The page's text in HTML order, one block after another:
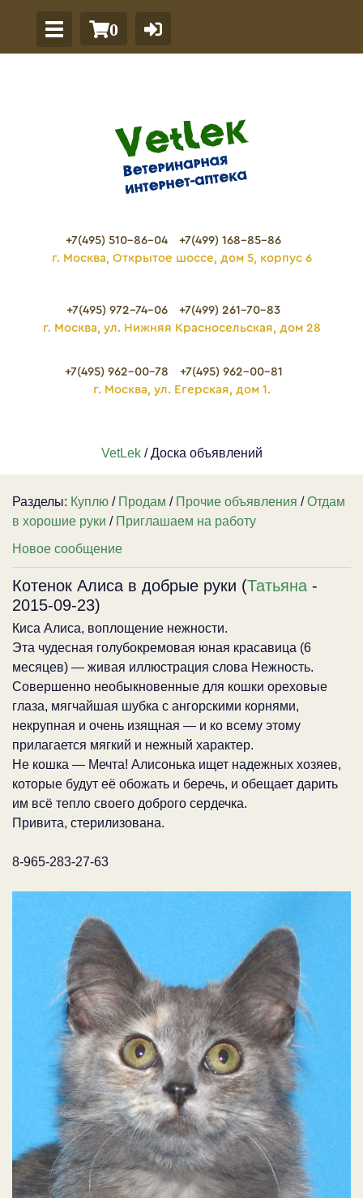
0
+7(495) 510-86-04
+7(499) 168-85-86
г. Москва, Открытое шоссе, дом 5, корпус 6
+7(495) 972-74-06
+7(499) 261-70-83
г. Москва, ул. Нижняя Красносельская, дом 28
+7(495) 962-00-78
+7(495) 962-00-81
г. Москва, ул. Егерская, дом 1.
VetLek/ Доска объявлений
Разделы: Куплю / Продам / Прочие объявления /Отдам
в хорошие руки / Приглашаем на работу
Новое сообщение
Котенок Алиса в добрые руки (Татьяна -
2015-09-23)
Киса Алиса, воплощение нежности.
Эта чудесная голубокремовая юная красавица (6
месяцев) — живая иллюстрация слова Нежность.
Совершенно необыкновенные для кошки ореховые
глаза, мягчайшая шубка с ангорскими корнями,
некрупная и очень изящная — и ко всему этому
прилагается мягкий и нежный характер.
Не кошка — Мечта! Алисонька ищет надежных хозяев,
которые будут её обожать и беречь, и обещает дарить
им всё тепло своего доброго сердечка.
Привита, стерилизована.
8-965-283-27-63